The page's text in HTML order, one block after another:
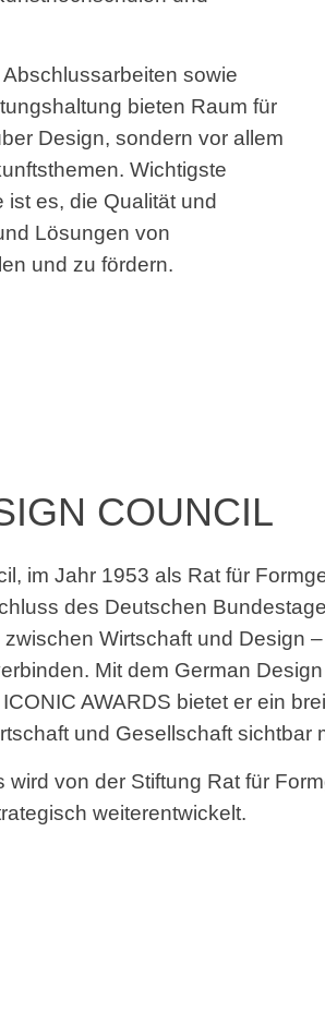
sowie
bieten Raum für
Design, sondern vor allem
Wichtigste
ist es, die Qualität und
Lösungen von
und zu fördern.
COUNCIL
im Jahr 1953 als Rat für
des Deutschen
Wirtschaft und Design
Mit dem German
AWARDS bietet er ein
und Gesellschaft sichtbar
wird von der Stiftung Rat für
weiterentwickelt.